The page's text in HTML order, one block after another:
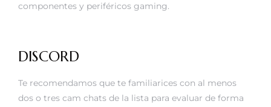
componentes y periféricos gaming.
DISCORD
Te recomendamos que te familiarices con al menos
dos o tres cam chats de la lista para evaluar de forma